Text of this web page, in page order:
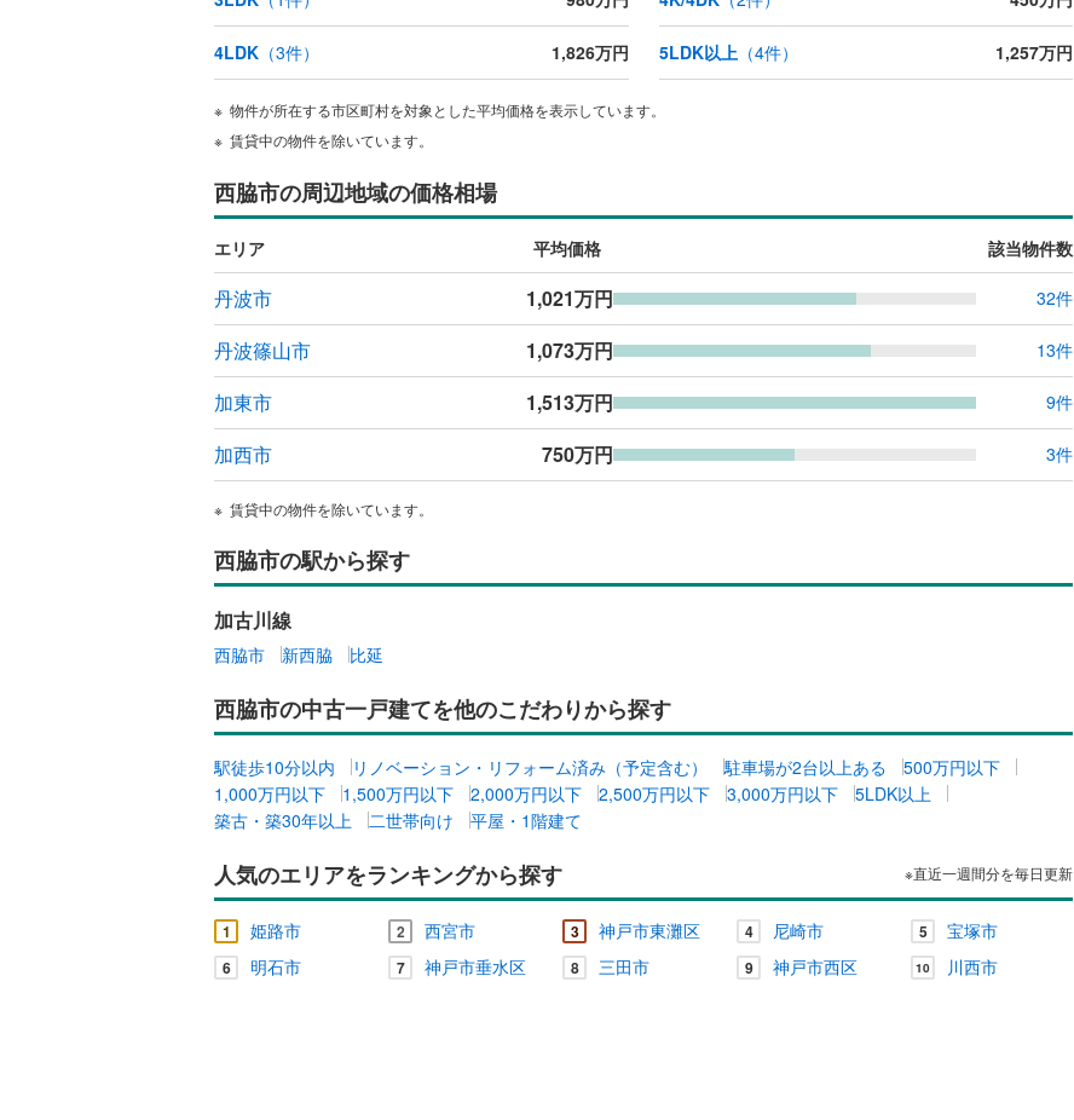
4LDK （3件） 1,826万円 5LDK以上（4件） 1,257万円
物件が所在する市区町村を対象とした平均価格を表示しています。
賃貸中の物件を除いています。
西脇市の周辺地域の価格相場
エリア 平均価格 該当物件数
丹波市 1,021万円 32件
丹波篠山市 1,073万円 13件
加東市 1,513万円 9件
加西市 750万円 3件
賃貸中の物件を除いています。
西脇市の駅から探す
加古川線
西脇市 新西脇 比延
西脇市の中古一戸建てを他のこだわりから探す
駅徒歩10分以内 リノベーション・リフォーム済み（予定含む） 駐車場が2台以上ある
500万円以下
1,000万円以下
1,500万円以下 2,000万円以下 2,500万円以下 3,000万円以下
5LDK以上
築古・築30年以上
二世帯向け 平屋・1階建て
人気のエリアをランキングから探す ※直近一週間分を毎日更新
1 姫路市 2 西宮市 3 神戸市東灘区 4 尼崎市 5 宝塚市
6 明石市 7 神戸市垂水区 8 三田市 9 神戸市西区 10 川西市
浴室乾燥機あり（0）
収納
バルコニー、庭
ウッドデッキあり（0）
構造・規模・施工・品質・工法関連
耐震、免震、制震構造
住宅性能評価付き（0）
オンライン対応
オンライン対応とは？